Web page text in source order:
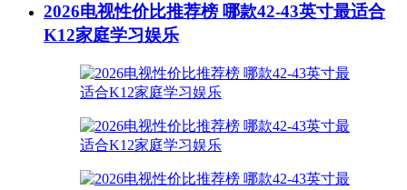
2026电视性价比推荐榜 哪款42-43英寸最适合
K12家庭学习娱乐